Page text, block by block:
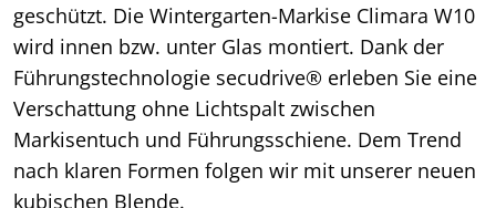
geschützt. Die Wintergarten-Markise Climara W10
wird innen bzw. unter Glas montiert. Dank der
Führungstechnologie secudrive® erleben Sie eine
Verschattung ohne Lichtspalt zwischen
Markisentuch und Führungsschiene. Dem Trend
nach klaren Formen folgen wir mit unserer neuen
kubischen Blende.